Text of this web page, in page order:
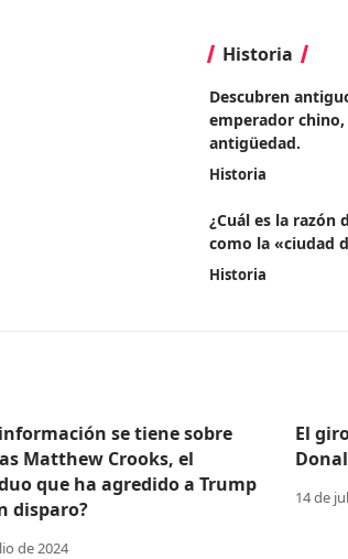
Historia
Descubren
emperador chino,
antigüedad.
Historia
¿Cuál es la razón
como la «ciudad
Historia
se tiene sobre
Matthew Crooks, el
que ha agredido a Trump
disparo?
de 2024
El
14 de